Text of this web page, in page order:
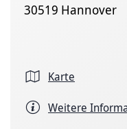
30519 Hannover
Karte
Weitere